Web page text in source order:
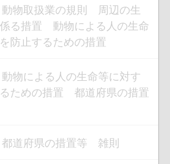
物取扱業の規則 周辺の生
る措置 動物による人の生命
防止するための措置
による人の生命等に対す
ための措置 都道府県の措置
道府県の措置等 雑則